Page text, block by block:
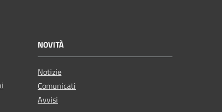
NOVITÀ
Notizie
Comunicati
Avvisi